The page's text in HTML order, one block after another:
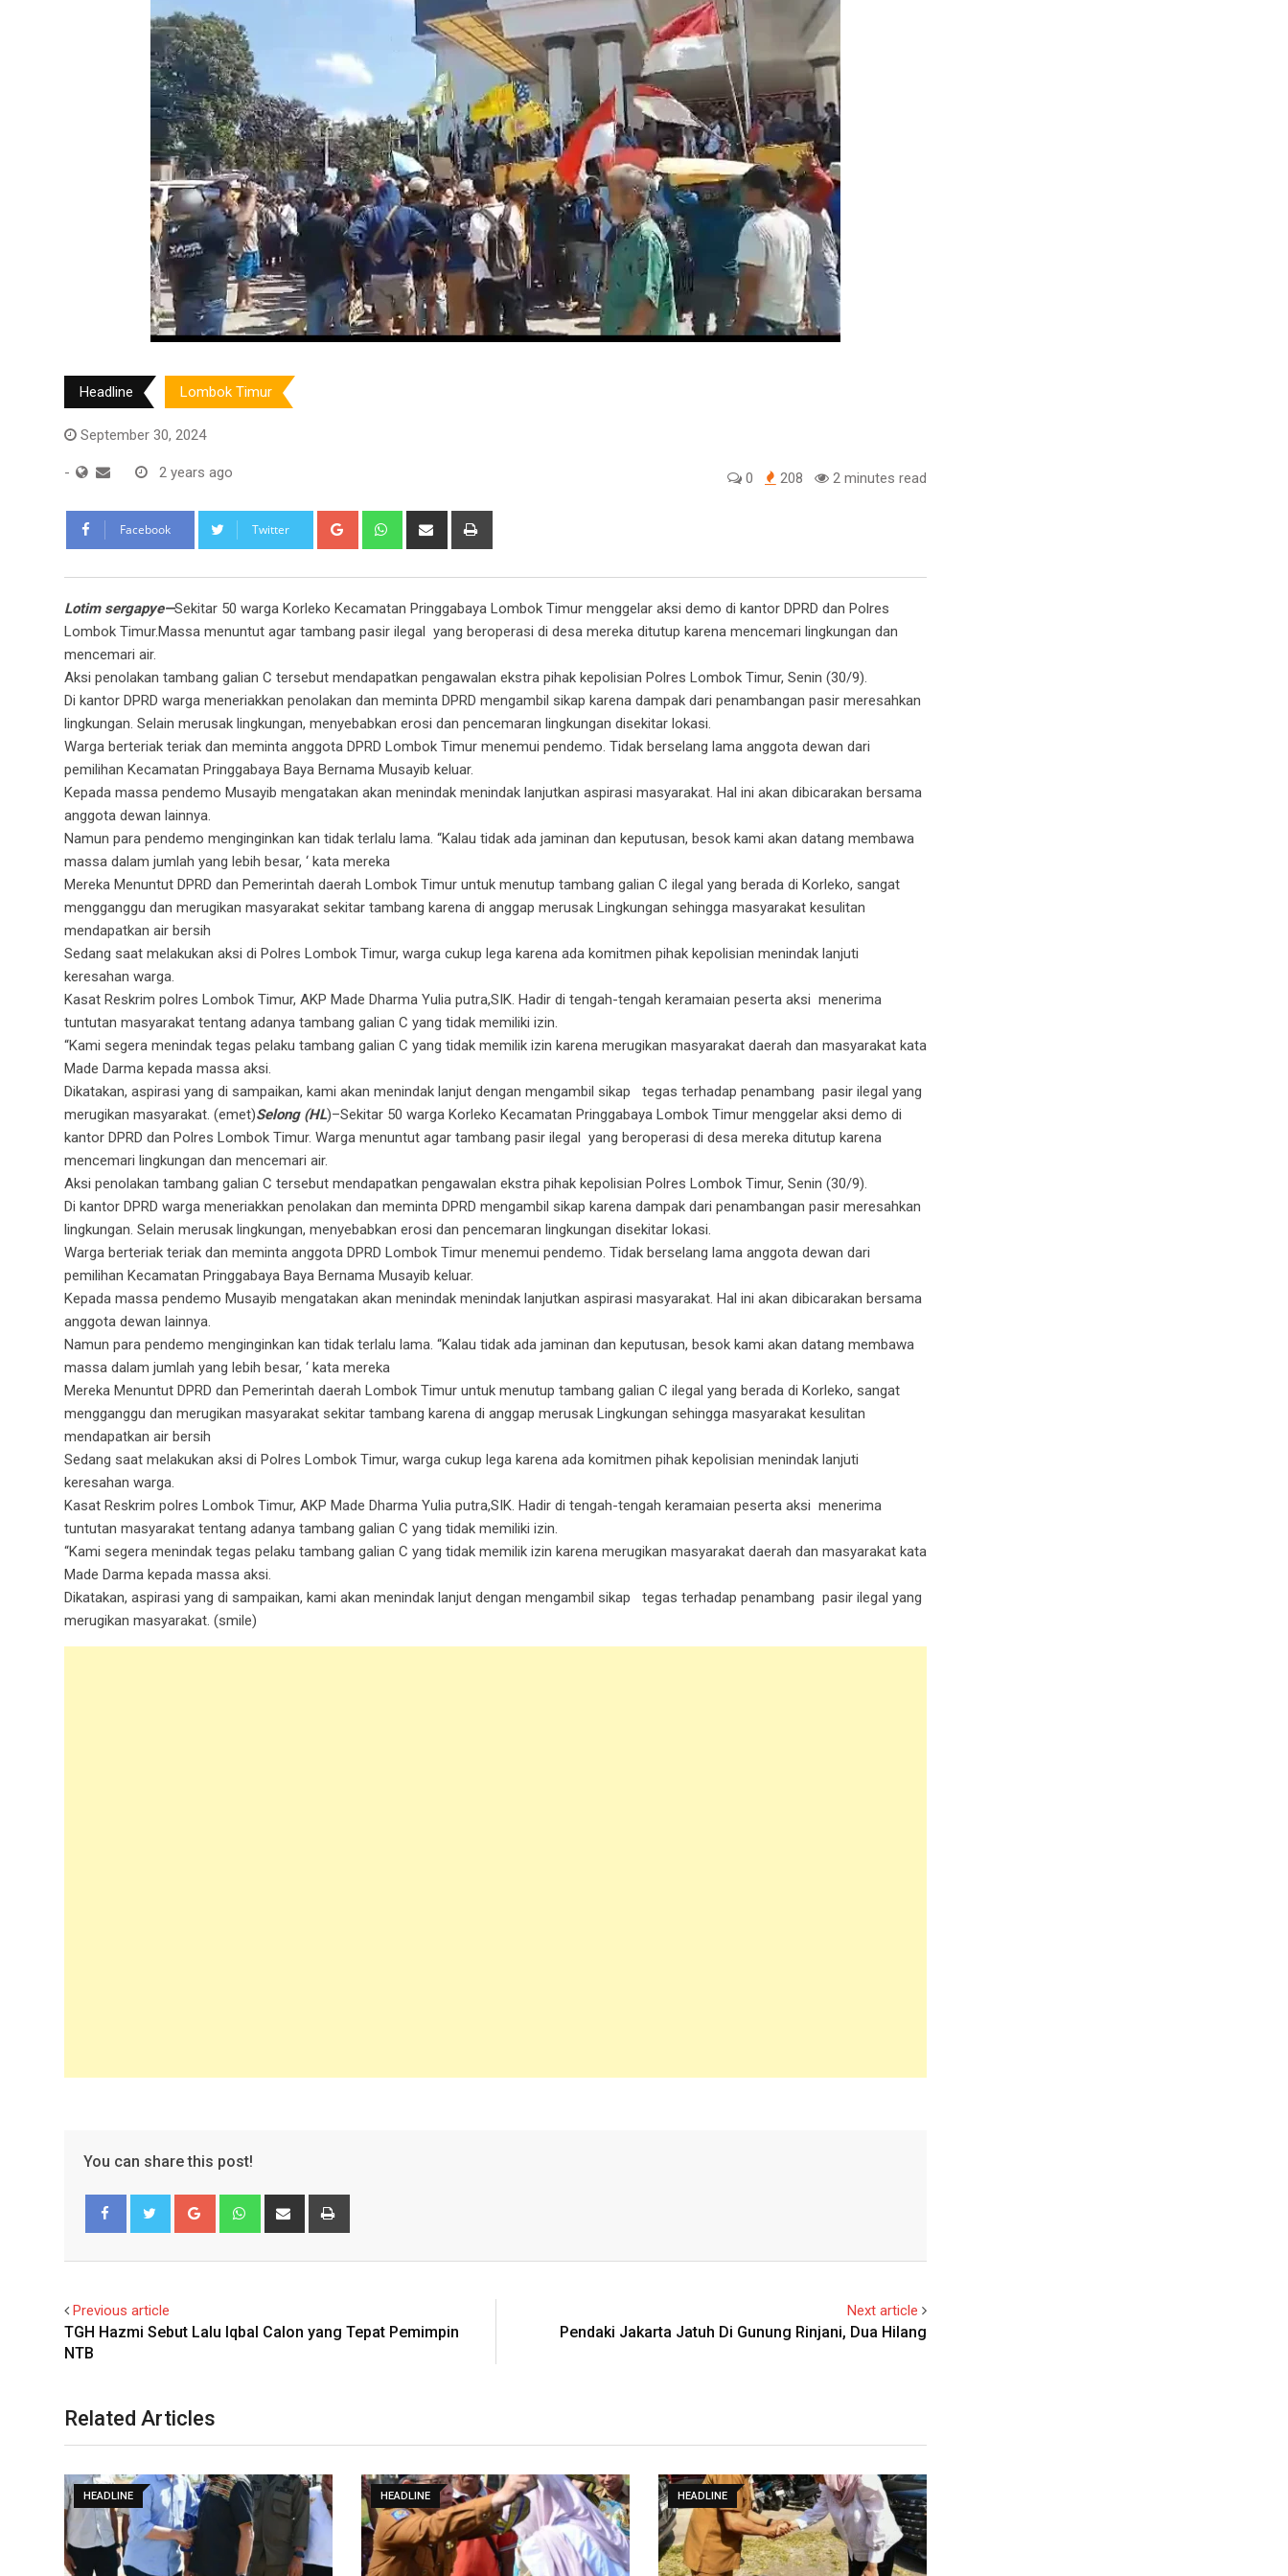
Headline Lombok Timur
September 30, 2024
- 2 years ago 0 208 2 minutes read
Facebook Twitter Google+ WhatsappShare
Lotim sergapye—Sekitar 50 warga Korleko Kecamatan Pringgabaya Lombok Timur menggelar aksi demo di kantor DPRD dan Polres
Lombok Timur.Massa menuntut agar tambang pasir ilegal yang beroperasi di desa mereka ditutup karena mencemari lingkungan dan
mencemari air.
Aksi penolakan tambang galian C tersebut mendapatkan pengawalan ekstra pihak kepolisian Polres Lombok Timur, Senin (30/9).
Di kantor DPRD warga meneriakkan penolakan dan meminta DPRD mengambil sikap karena dampak dari penambangan pasir meresahkan
lingkungan. Selain merusak lingkungan, menyebabkan erosi dan pencemaran lingkungan disekitar lokasi.
Warga berteriak teriak dan meminta anggota DPRD Lombok Timur menemui pendemo. Tidak berselang lama anggota dewan dari
pemilihan Kecamatan Pringgabaya Baya Bernama Musayib keluar.
Kepada massa pendemo Musayib mengatakan akan menindak menindak lanjutkan aspirasi masyarakat. Hal ini akan dibicarakan bersama
anggota dewan lainnya.
Namun para pendemo menginginkan kan tidak terlalu lama. “Kalau tidak ada jaminan dan keputusan, besok kami akan datang membawa
massa dalam jumlah yang lebih besar, ‘ kata mereka
Mereka Menuntut DPRD dan Pemerintah daerah Lombok Timur untuk menutup tambang galian C ilegal yang berada di Korleko, sangat
mengganggu dan merugikan masyarakat sekitar tambang karena di anggap merusak Lingkungan sehingga masyarakat kesulitan
mendapatkan air bersih
Sedang saat melakukan aksi di Polres Lombok Timur, warga cukup lega karena ada komitmen pihak kepolisian menindak lanjuti
keresahan warga.
Kasat Reskrim polres Lombok Timur, AKP Made Dharma Yulia putra,SIK. Hadir di tengah-tengah keramaian peserta aksi menerima
tuntutan masyarakat tentang adanya tambang galian C yang tidak memiliki izin.
“Kami segera menindak tegas pelaku tambang galian C yang tidak memilik izin karena merugikan masyarakat daerah dan masyarakat kata
Made Darma kepada massa aksi.
Dikatakan, aspirasi yang di sampaikan, kami akan menindak lanjut dengan mengambil sikap tegas terhadap penambang pasir ilegal yang
merugikan masyarakat. (emet)Selong (HL)–Sekitar 50 warga Korleko Kecamatan Pringgabaya Lombok Timur menggelar aksi demo di
kantor DPRD dan Polres Lombok Timur. Warga menuntut agar tambang pasir ilegal yang beroperasi di desa mereka ditutup karena
mencemari lingkungan dan mencemari air.
Aksi penolakan tambang galian C tersebut mendapatkan pengawalan ekstra pihak kepolisian Polres Lombok Timur, Senin (30/9).
Di kantor DPRD warga meneriakkan penolakan dan meminta DPRD mengambil sikap karena dampak dari penambangan pasir meresahkan
lingkungan. Selain merusak lingkungan, menyebabkan erosi dan pencemaran lingkungan disekitar lokasi.
Warga berteriak teriak dan meminta anggota DPRD Lombok Timur menemui pendemo. Tidak berselang lama anggota dewan dari
pemilihan Kecamatan Pringgabaya Baya Bernama Musayib keluar.
Kepada massa pendemo Musayib mengatakan akan menindak menindak lanjutkan aspirasi masyarakat. Hal ini akan dibicarakan bersama
anggota dewan lainnya.
Namun para pendemo menginginkan kan tidak terlalu lama. “Kalau tidak ada jaminan dan keputusan, besok kami akan datang membawa
massa dalam jumlah yang lebih besar, ‘ kata mereka
Mereka Menuntut DPRD dan Pemerintah daerah Lombok Timur untuk menutup tambang galian C ilegal yang berada di Korleko, sangat
mengganggu dan merugikan masyarakat sekitar tambang karena di anggap merusak Lingkungan sehingga masyarakat kesulitan
mendapatkan air bersih
Sedang saat melakukan aksi di Polres Lombok Timur, warga cukup lega karena ada komitmen pihak kepolisian menindak lanjuti
keresahan warga.
Kasat Reskrim polres Lombok Timur, AKP Made Dharma Yulia putra,SIK. Hadir di tengah-tengah keramaian peserta aksi menerima
tuntutan masyarakat tentang adanya tambang galian C yang tidak memiliki izin.
“Kami segera menindak tegas pelaku tambang galian C yang tidak memilik izin karena merugikan masyarakat daerah dan masyarakat kata
Made Darma kepada massa aksi.
Dikatakan, aspirasi yang di sampaikan, kami akan menindak lanjut dengan mengambil sikap tegas terhadap penambang pasir ilegal yang
merugikan masyarakat. (smile)
You can share this post!
Google+ WhatsappShare
Previous article
TGH Hazmi Sebut Lalu Iqbal Calon yang Tepat Pemimpin
NTB
Next article
Pendaki Jakarta Jatuh Di Gunung Rinjani, Dua Hilang
Related Articles
HEADLINE HEADLINE HEADLINE